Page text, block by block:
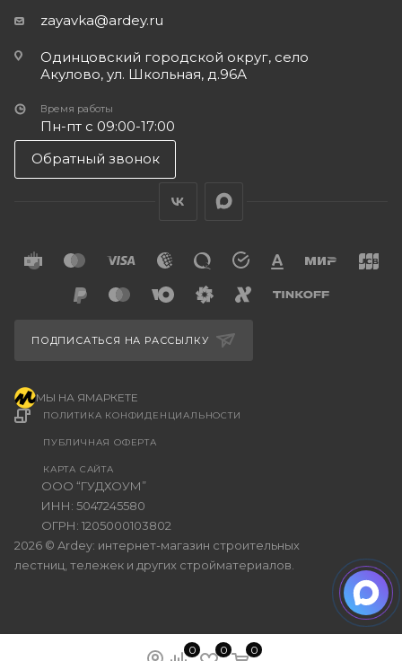
0 0 0
zayavka@ardey.ru
Одинцовский городской округ, село
Акулово, ул. Школьная, д.96А
Время работы
Пн-пт с 09:00-17:00
Обратный звонок
2026 © Ardey: интернет-магазин строительных
лестниц, тележек и других стройматериалов.
ООО “ГУДХОУМ”
ИНН: 5047245580
ОГРН: 1205000103802
ПОЛИТИКА КОНФИДЕНЦИАЛЬНОСТИ
ПУБЛИЧНАЯ ОФЕРТА
КАРТА САЙТА
ПОДПИСАТЬСЯ НА РАССЫЛКУ
МЫ НА ЯМАРКЕТЕ